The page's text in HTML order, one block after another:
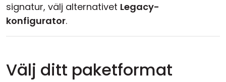
signatur, välj alternativet Legacy-
konfigurator.
Välj ditt paketformat